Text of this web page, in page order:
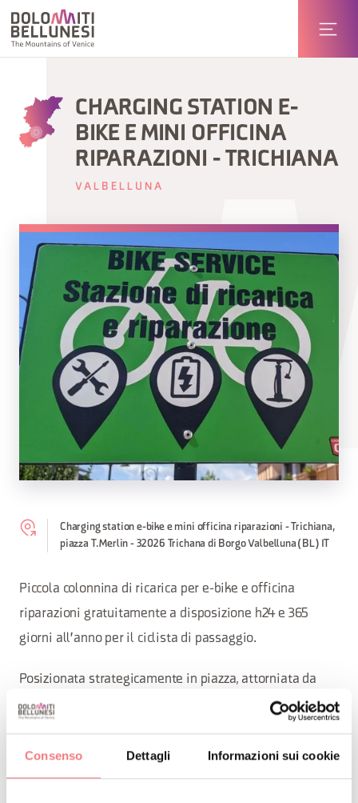
Consenso Dettagli Informazioni sui cookie
CHARGING STATION E-
BIKE E MINI OFFICINA
RIPARAZIONI - TRICHIANA
VALBELLUNA
Charging station e-bike e mini officina riparazioni - Trichiana,
piazza T. Merlin - 32026 Trichana di Borgo Valbelluna (BL) IT
Piccola colonnina di ricarica per e-bike e officina
riparazioni gratuitamente a disposizione h24 e 365
giorni all'anno per il ciclista di passaggio.
Posizionata strategicamente in piazza, attorniata da
locali dove fare una piccola pausa rinfrescante, la
piccole riparazioni.